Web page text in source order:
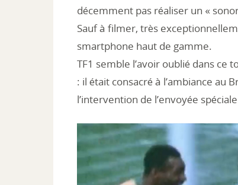
décemment pas réaliser un «
Sauf à filmer, très
smartphone haut de gamme.
TF1 semble l’avoir oublié dans
: il était consacré à l’ambiance au
l’intervention de l’envoyée
Lecteur
vidéo